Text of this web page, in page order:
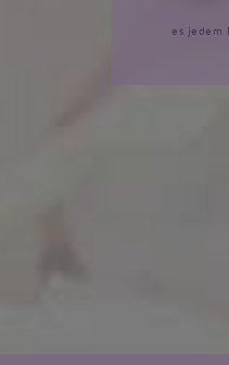
es jedem